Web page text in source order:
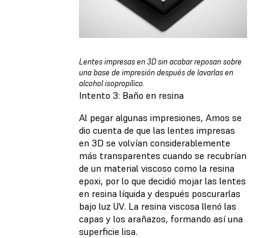
Lentes impresas en 3D sin acabar reposan sobre
una base de impresión después de lavarlas en
alcohol isopropílico.
Intento 3: Baño en resina
Al pegar algunas impresiones, Amos se
dio cuenta de que las lentes impresas
en 3D se volvían considerablemente
más transparentes cuando se recubrían
de un material viscoso como la resina
epoxi, por lo que decidió mojar las lentes
en resina líquida y después poscurarlas
bajo luz UV. La resina viscosa llenó las
capas y los arañazos, formando así una
superficie lisa.